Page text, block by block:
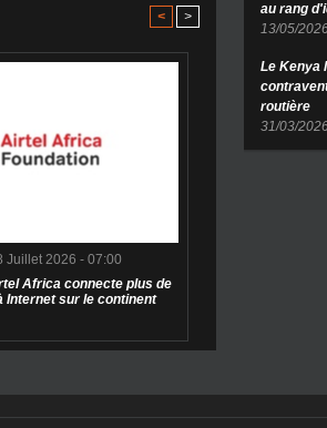
< >
Juillet 2026 - 07:00
Africa connecte plus de
Internet sur le continent
au rang
13/05/
Le Kenya
routière
31/03/